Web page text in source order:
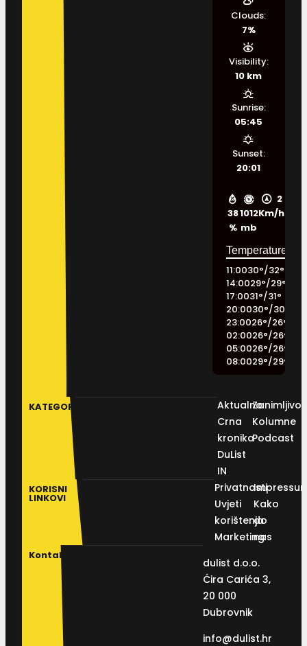
38
%
1012
mb
2
Km/h
Clouds:
7%
Visibility:
10 km
Sunrise:
05:45
Sunset:
20:01
11:0030°/32°
14:0029°/29°
17:0031°/31°
20:0030°/30
23:0026°/26°
02:0026°/26°
05:0026°/26°
08:0029°/29°
KATEGORIJE
Aktualno
Crna
kronika
DuList
IN
Kolumne
Podcast
KORISNI
LINKOVI
Privatnosti
Uvjeti
korištenja
Marketing
Kako
do
nas
Kontakt
dulist d.o.o.
Ćira Carića 3,
20 000
Dubrovnik
info@dulist.hr